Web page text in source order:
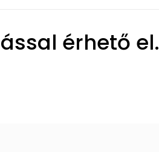
érhető el.